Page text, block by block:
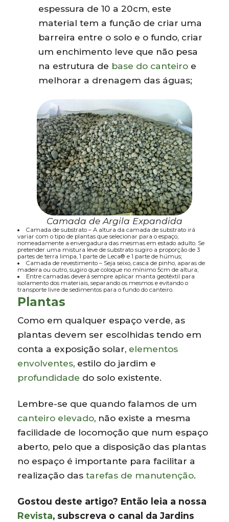
espessura de 10 a 20cm, este
material tem a função de criar uma
barreira entre o solo e o fundo, criar
um enchimento leve que não pesa
na estrutura de base do canteiroe
melhorar a drenagem das águas;
Camada de Argila Expandida
Camada de substrato – A altura da camada de substrato irá
variar com o tipo de plantas que selecionar para o espaço,
nomeadamente a envergadura das mesmas em estado adulto. Se
pretender uma mistura leve de substrato sugiro a proporção de 3
partes de terra limpa, 1 parte de Leca® e 1 parte de húmus;
Camada de revestimento – Seja seixo, casca de pinho, aparas de
madeira ou outro, sugiro que coloque no mínimo 5cm de altura;
Entre camadas deverá sempre aplicar manta geotêxtil para
isolamento dos materiais, separando os mesmos e evitando o
transporte livre de sedimentos para o fundo do canteiro.
Plantas
Como em qualquer espaço verde, as
plantas devem ser escolhidas tendo em
conta a exposição solar, elementos
envolventes, estilo do jardim e
profundidade do solo existente.
Lembre-se que quando falamos de um
canteiro elevado, não existe a mesma
facilidade de locomoção que num espaço
aberto, pelo que a disposição das plantas
no espaço é importante para facilitar a
realização dastarefas de manutenção.
Gostou deste artigo? Então leia a nossa
Revista, subscreva o canal da Jardins